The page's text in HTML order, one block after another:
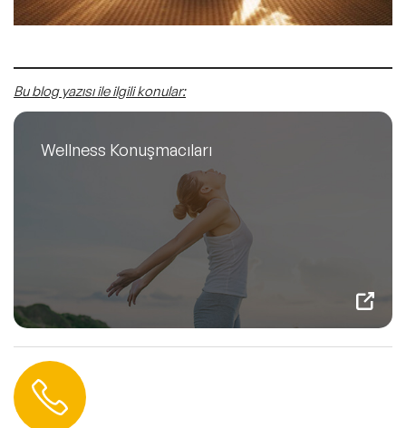
Bu blog yazısı ile ilgili konular:
Wellness Konuşmacıları